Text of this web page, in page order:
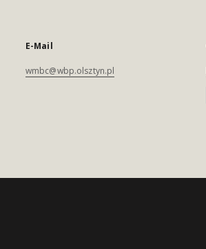
E-Mail
wmbc@wbp.olsztyn.pl